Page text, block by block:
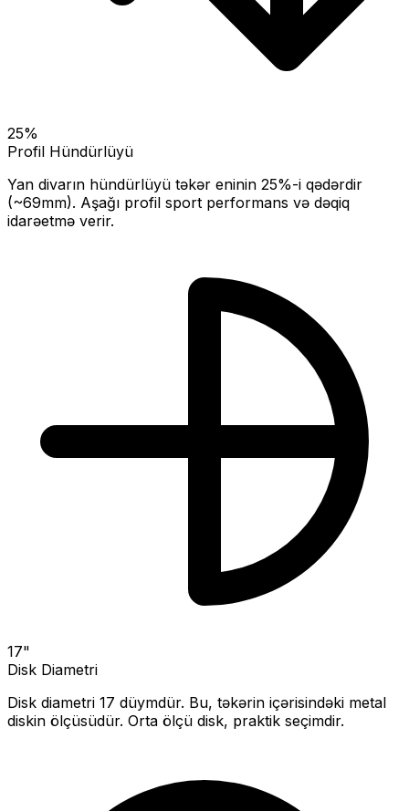
25%
Profil Hündürlüyü
Yan divarın hündürlüyü təkər eninin 25%-i qədərdir
(~69mm). Aşağı profil sport performans və dəqiq
idarəetmə verir.
17"
Disk Diametri
Disk diametri 17 düymdür. Bu, təkərin içərisindəki metal
diskin ölçüsüdür. Orta ölçü disk, praktik seçimdir.